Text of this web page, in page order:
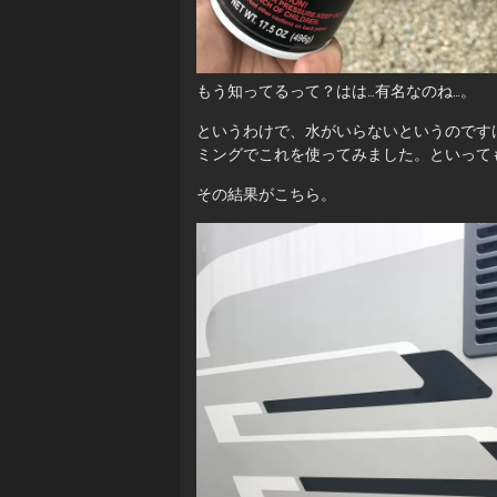
もう知ってるって？はは…有名なのね…。
というわけで、水がいらないというので
ミングでこれを使ってみました。といっ
その結果がこちら。